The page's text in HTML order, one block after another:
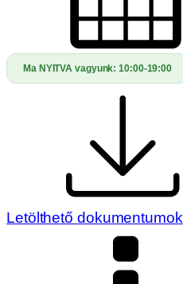
Ma NYITVA vagyunk:10:00-19:00
Letölthető dokumentumok